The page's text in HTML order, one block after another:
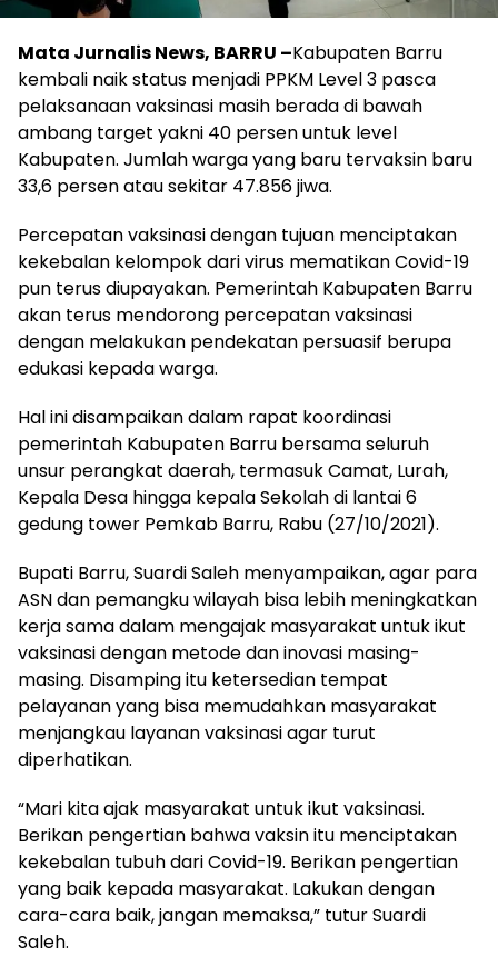
Mata Jurnalis News, BARRU –Kabupaten Barru
kembali naik status menjadi PPKM Level 3 pasca
pelaksanaan vaksinasi masih berada di bawah
ambang target yakni 40 persen untuk level
Kabupaten. Jumlah warga yang baru tervaksin baru
33,6 persen atau sekitar 47.856 jiwa.
Percepatan vaksinasi dengan tujuan menciptakan
kekebalan kelompok dari virus mematikan Covid-19
pun terus diupayakan. Pemerintah Kabupaten Barru
akan terus mendorong percepatan vaksinasi
dengan melakukan pendekatan persuasif berupa
edukasi kepada warga.
Hal ini disampaikan dalam rapat koordinasi
pemerintah Kabupaten Barru bersama seluruh
unsur perangkat daerah, termasuk Camat, Lurah,
Kepala Desa hingga kepala Sekolah di lantai 6
gedung tower Pemkab Barru, Rabu (27/10/2021).
Bupati Barru, Suardi Saleh menyampaikan, agar para
ASN dan pemangku wilayah bisa lebih meningkatkan
kerja sama dalam mengajak masyarakat untuk ikut
vaksinasi dengan metode dan inovasi masing-
masing. Disamping itu ketersedian tempat
pelayanan yang bisa memudahkan masyarakat
menjangkau layanan vaksinasi agar turut
diperhatikan.
“Mari kita ajak masyarakat untuk ikut vaksinasi.
Berikan pengertian bahwa vaksin itu menciptakan
kekebalan tubuh dari Covid-19. Berikan pengertian
yang baik kepada masyarakat. Lakukan dengan
cara-cara baik, jangan memaksa,” tutur Suardi
Saleh.